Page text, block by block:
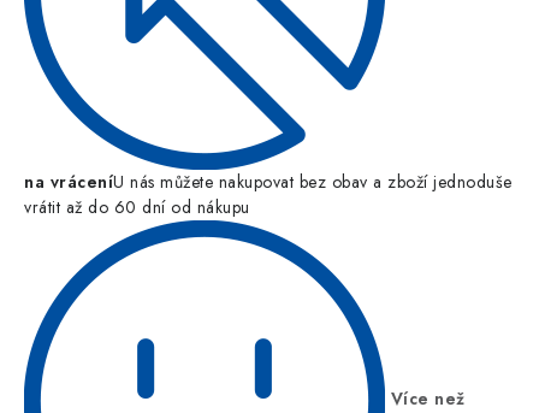
na vráceníU nás můžete nakupovat bez obav a zboží jednoduše
vrátit až do 60 dní od nákupu
Více než